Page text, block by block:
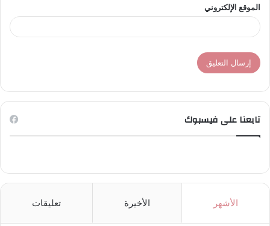
الموقع الإلكتروني
تابعنا على فيسبوك
الأشهر الأخيرة تعليقات